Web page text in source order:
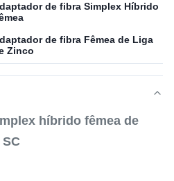
de fibra Simplex Híbrido
de fibra Fêmea de Liga
Zinco
híbrido fêmea de